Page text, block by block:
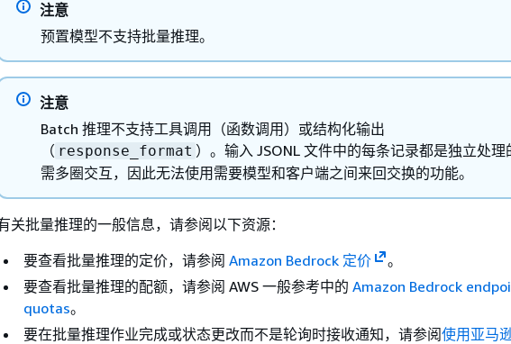
注意
预置模型不支持批量推理。
注意
Batch 推理不支持工具调用（函数调用）或结构化输出
（ response_format ）。输入 JSONL 文件中的每条记录都是独立处理
需多圈交互，因此无法使用需要模型和客户端之间来回交换的功能。
关批量推理的一般信息，请参阅以下资源：
要查看批量推理的定价，请参阅 Amazon Bedrock 定价
。
要查看批量推理的配额，请参阅 AWS 一般参考中的 Amazon Bedrock
quotas。
要在批量推理作业完成或状态更改而不是轮询时接收通知，请参阅使用亚马